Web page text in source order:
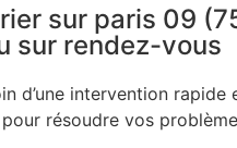
sur paris 09
sur rendez-vous
d’une intervention
résoudre vos